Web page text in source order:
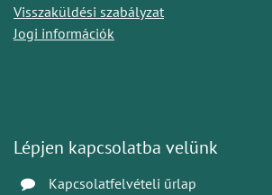
Visszaküldési szabályzat
Jogi információk
Lépjen kapcsolatba velünk
Kapcsolatfelvételi űrlap